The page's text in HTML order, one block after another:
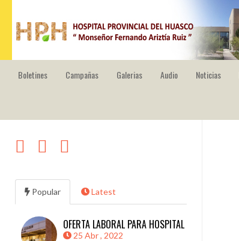
HOSPITAL PROVINCIAL DEL HUASCO
Boletines Campañas Galerias Audio Noticias
Popular Latest
OFERTA LABORAL PARA HOSPITAL
25 Abr , 2022